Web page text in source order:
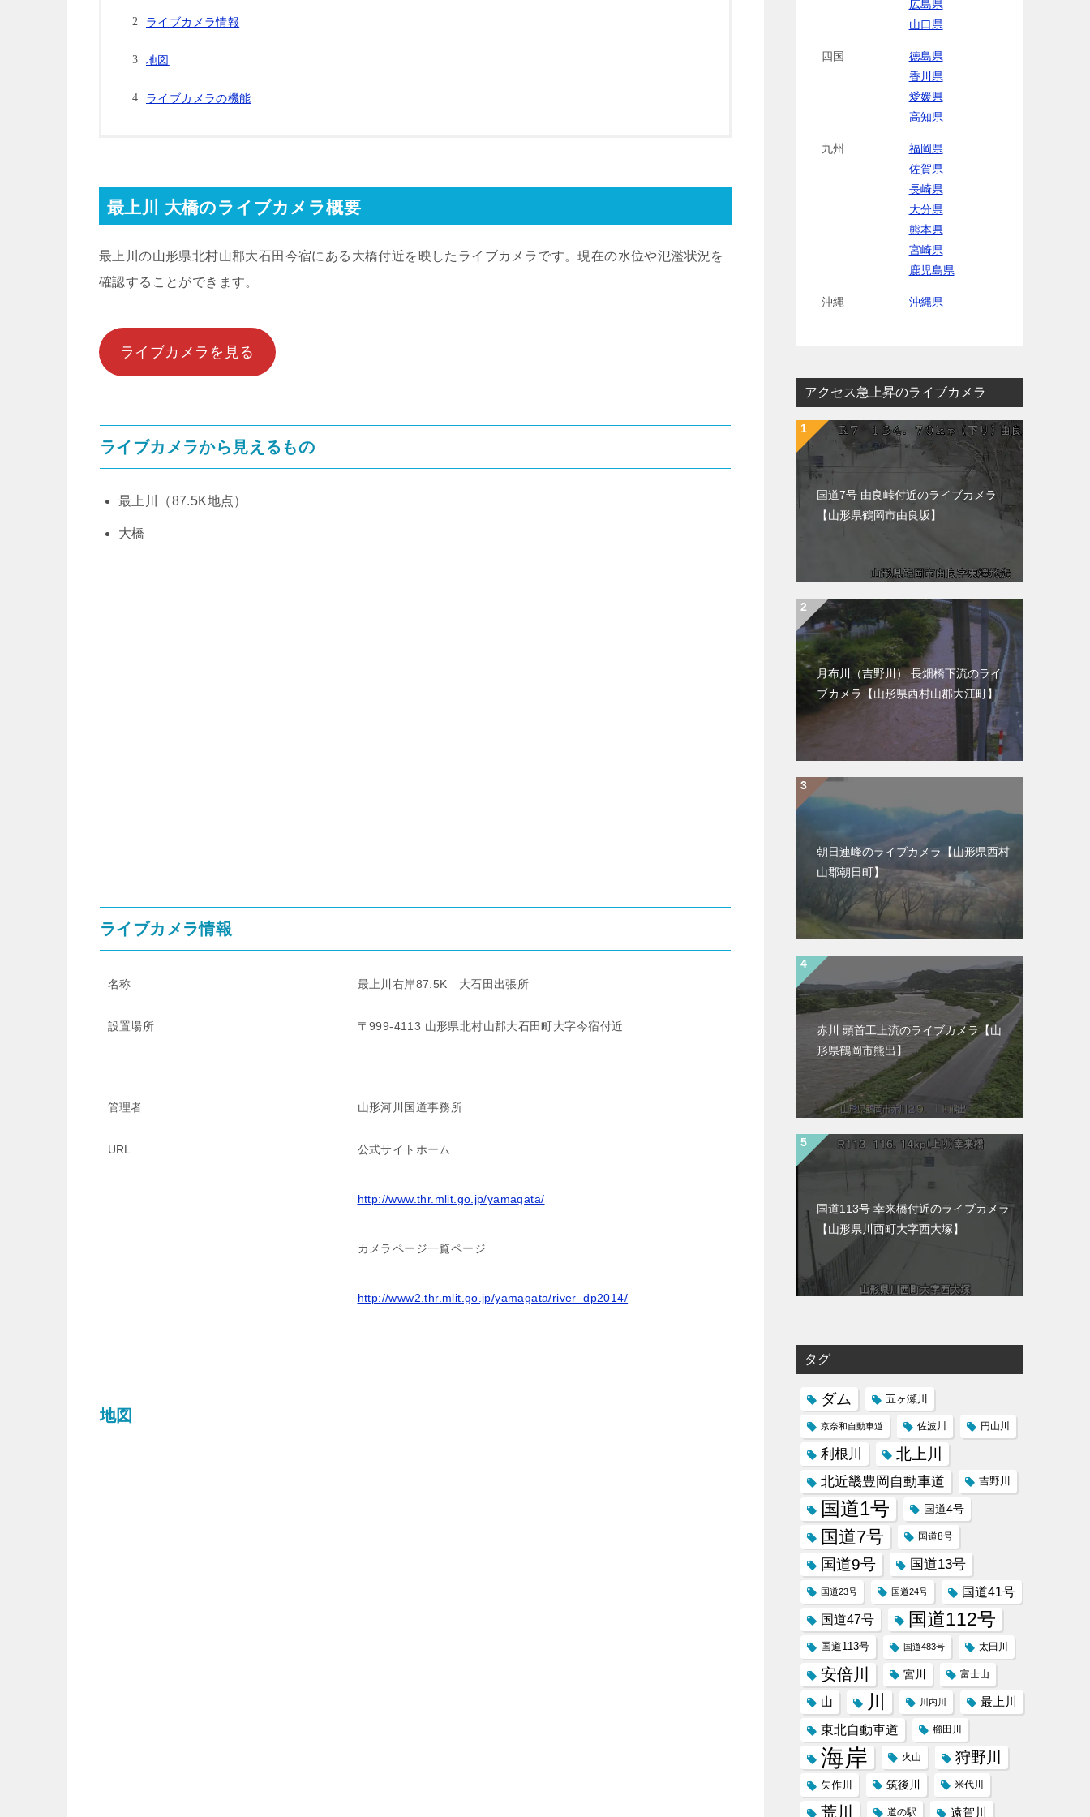
ライブカメラ情報
地図
ライブカメラの機能
最上川 大橋のライブカメラ概要
最上川の山形県北村山郡大石田今宿にある大橋付近を映したライブカメラです。現在の水位や氾濫状況を
確認することができます。
ライブカメラを見る
ライブカメラから見えるもの
最上川（87.5K地点）
大橋
ライブカメラ情報
名称 最上川右岸87.5K 大石田出張所
設置場所 〒999-4113 山形県北村山郡大石田町大字今宿付近
管理者 山形河川国道事務所
URL 公式サイトホーム
http://www.thr.mlit.go.jp/yamagata/
カメラページ一覧ページ
http://www2.thr.mlit.go.jp/yamagata/river_dp2014/
地図
広島県
山口県
四国
徳島県
香川県
愛媛県
高知県
九州
福岡県
佐賀県
長崎県
大分県
熊本県
宮崎県
鹿児島県
沖縄 沖縄県
アクセス急上昇のライブカメラ
国道7号 由良峠付近のライブカメラ
【山形県鶴岡市由良坂】
月布川（吉野川） 長畑橋下流のライ
ブカメラ【山形県西村山郡大江町】
朝日連峰のライブカメラ【山形県西村
山郡朝日町】
赤川 頭首工上流のライブカメラ【山
形県鶴岡市熊出】
国道113号 幸来橋付近のライブカメラ
【山形県川西町大字西大塚】
タグ
ダム 五ヶ瀬川
京奈和自動車道 佐波川 円山川
利根川 北上川
北近畿豊岡自動車道 吉野川
国道1号 国道4号
国道7号 国道8号
国道9号 国道13号
国道23号 国道24号 国道41号
国道47号 国道112号
国道113号 国道483号 太田川
安倍川 宮川 富士山
山 川 川内川 最上川
東北自動車道 櫛田川
海岸 火山 狩野川
矢作川 筑後川 米代川
荒川 道の駅 遠賀川